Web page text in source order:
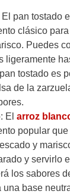
El pan tostado
clásico
Puedes
ligeramente
tostado es
de la
: El arroz
popular
y
y servirlo
los sabores
una base